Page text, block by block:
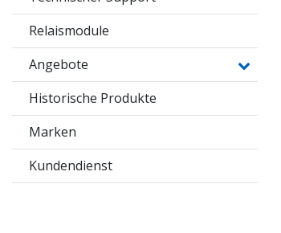
Relaismodule
Angebote
Historische Produkte
Marken
Kundendienst